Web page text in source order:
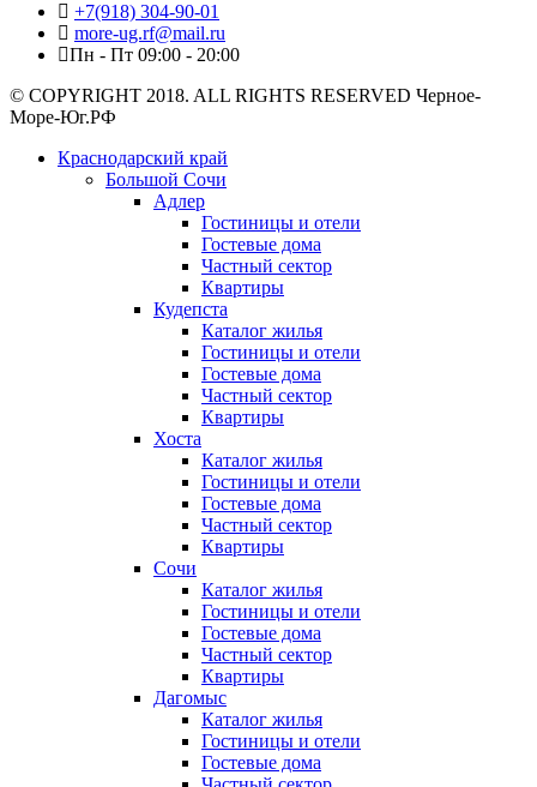
+7(918) 304-90-01
more-ug.rf@mail.ru
Пн - Пт 09:00 - 20:00
© COPYRIGHT 2018. ALL RIGHTS RESERVED Черное-
Море-Юг.РФ
Краснодарский край
Большой Сочи
Адлер
Гостиницы и отели
Гостевые дома
Частный сектор
Квартиры
Кудепста
Каталог жилья
Гостиницы и отели
Гостевые дома
Частный сектор
Квартиры
Хоста
Каталог жилья
Гостиницы и отели
Гостевые дома
Частный сектор
Квартиры
Сочи
Каталог жилья
Гостиницы и отели
Гостевые дома
Частный сектор
Квартиры
Дагомыс
Каталог жилья
Гостиницы и отели
Гостевые дома